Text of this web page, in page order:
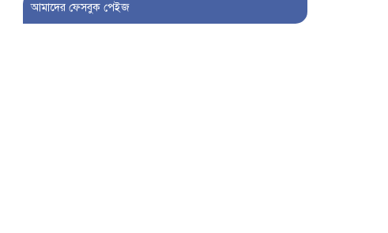
বিআইডিসি’তে ১৫ বছরের
দখলদারিত্ব বজায় রাখতে মরিয়া
আমাদের ফেসবুক পেইজ